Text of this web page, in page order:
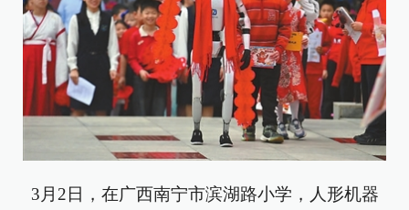
3月2日，在广西南宁市滨湖路小学，人形机器